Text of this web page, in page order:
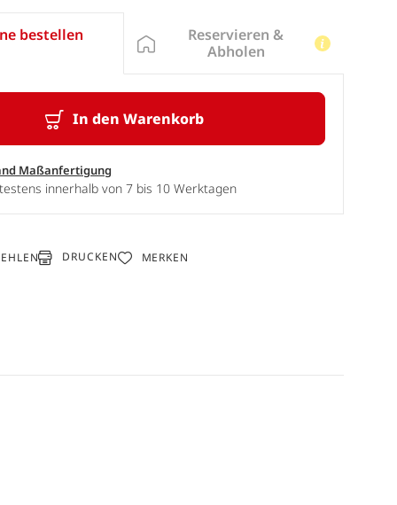
bestellen
In den Warenkorb
Maßanfertigung
innerhalb von 7 bis 10 Werktagen
Reservieren &
Abholen
DRUCKEN MERKEN